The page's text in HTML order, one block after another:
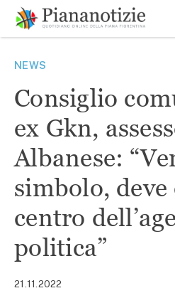
contenuto
SEARCH
NEWS
Consiglio
ex Gkn,
Albanese:
simbolo, deve
centro
politica”
21.11.2022